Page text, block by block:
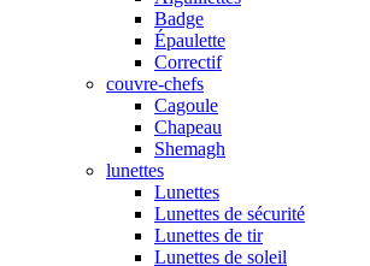
Badge
Épaulette
Correctif
couvre-chefs
Cagoule
Chapeau
Shemagh
lunettes
Lunettes
Lunettes de sécurité
Lunettes de tir
Lunettes de soleil